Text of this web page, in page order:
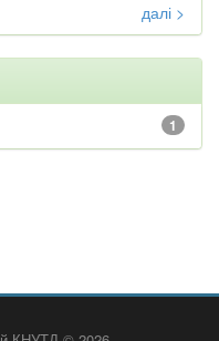
далі >
1